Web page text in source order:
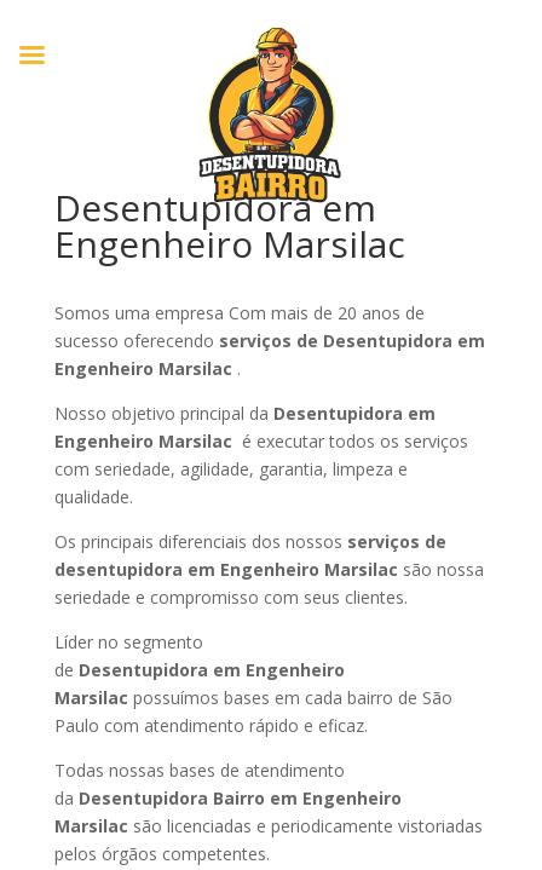
Desentupidora em
Engenheiro Marsilac
Somos uma empresa Com mais de 20 anos de
sucesso oferecendo serviços de Desentupidora em
Engenheiro Marsilac .
Nosso objetivo principal da Desentupidora em
Engenheiro Marsilac é executar todos os serviços
com seriedade, agilidade, garantia, limpeza e
qualidade.
Os principais diferenciais dos nossos serviços de
desentupidora em Engenheiro Marsilac são nossa
seriedade e compromisso com seus clientes.
Líder no segmento
de Desentupidora em Engenheiro
Marsilac possuímos bases em cada bairro de São
Paulo com atendimento rápido e eficaz.
Todas nossas bases de atendimento
da Desentupidora Bairro em Engenheiro
Marsilac são licenciadas e periodicamente vistoriadas
pelos órgãos competentes.